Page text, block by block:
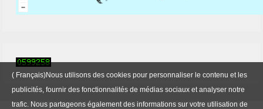
( Français)Nous utilisons des cookies pour personnaliser le contenu et les
publicités, fournir des fonctionnalités de médias sociaux et analyser notre
trafic. Nous partageons également des informations sur votre utilisation de